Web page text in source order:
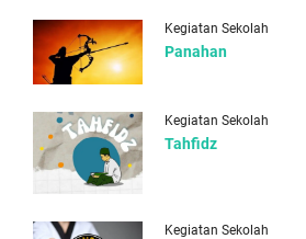
Kegiatan Sekolah
Panahan
Kegiatan Sekolah
Tahfidz
Kegiatan Sekolah